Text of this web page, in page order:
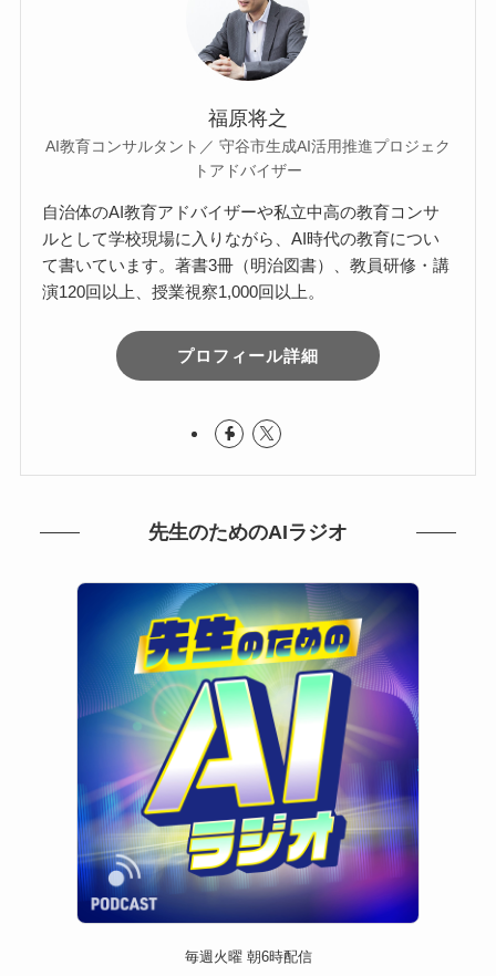
福原将之
AI教育コンサルタント／ 守谷市生成AI活用推進プロジェク
トアドバイザー
自治体のAI教育アドバイザーや私立中高の教育コンサ
ルとして学校現場に入りながら、AI時代の教育につい
て書いています。著書3冊（明治図書）、教員研修・講
演120回以上、授業視察1,000回以上。
プロフィール詳細
先生のためのAIラジオ
毎週火曜 朝6時配信